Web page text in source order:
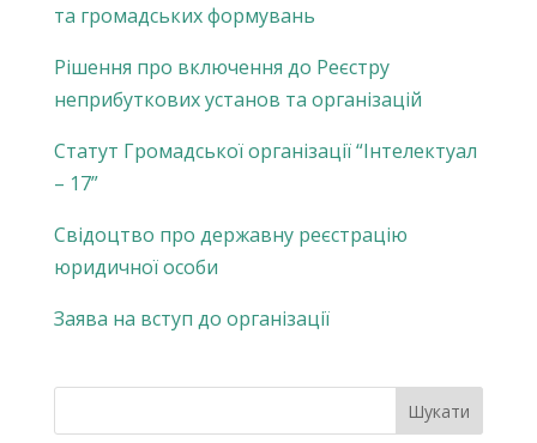
та громадських формувань
Рішення про включення до Реєстру
неприбуткових установ та організацій
Статут Громадської організації “Інтелектуал
– 17”
Свідоцтво про державну реєстрацію
юридичної особи
Заява на вступ до організації